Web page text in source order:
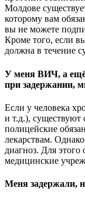
Молдове
которому вам
вы не можете
Кроме того, если
должна в течение
У меня ВИЧ, а
при задержании,
Если у человека
и т.д.), существуют
полицейские
лекарствам.
диагноз. Для
медицинские
Меня задержали,